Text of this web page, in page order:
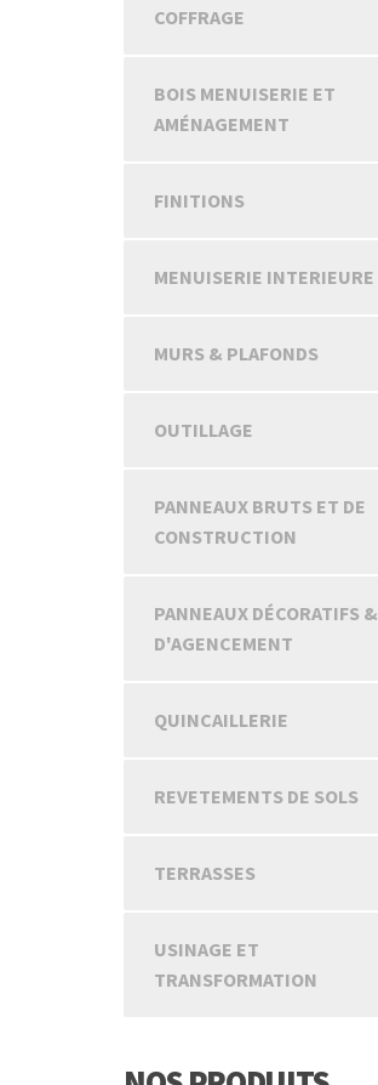
COFFRAGE
BOIS MENUISERIE ET
AMÉNAGEMENT
FINITIONS
MENUISERIE INTERIEURE
MURS & PLAFONDS
OUTILLAGE
PANNEAUX BRUTS ET DE
CONSTRUCTION
PANNEAUX DÉCORATIFS &
D'AGENCEMENT
QUINCAILLERIE
REVETEMENTS DE SOLS
TERRASSES
USINAGE ET
TRANSFORMATION